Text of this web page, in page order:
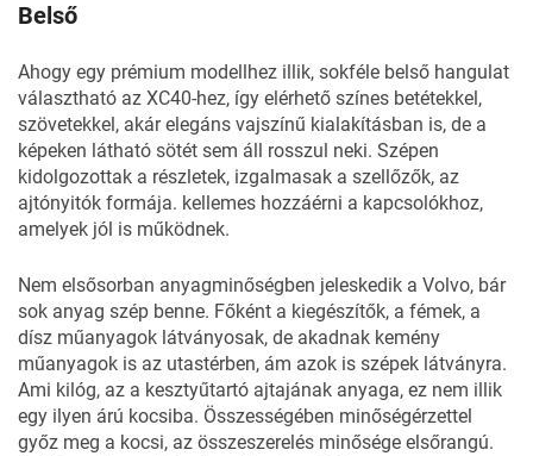
Belső
Ahogy egy prémium modellhez illik, sokféle belső hangulat
választható az XC40-hez, így elérhető színes betétekkel,
szövetekkel, akár elegáns vajszínű kialakításban is, de a
képeken látható sötét sem áll rosszul neki. Szépen
kidolgozottak a részletek, izgalmasak a szellőzők, az
ajtónyitók formája. kellemes hozzáérni a kapcsolókhoz,
amelyek jól is működnek.
Nem elsősorban anyagminőségben jeleskedik a Volvo, bár
sok anyag szép benne. Főként a kiegészítők, a fémek, a
dísz műanyagok látványosak, de akadnak kemény
műanyagok is az utastérben, ám azok is szépek látványra.
Ami kilóg, az a kesztyűtartó ajtajának anyaga, ez nem illik
egy ilyen árú kocsiba. Összességében minőségérzettel
győz meg a kocsi, az összeszerelés minősége elsőrangú.